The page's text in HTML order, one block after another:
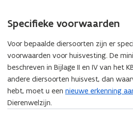
Specifieke voorwaarden
Voor bepaalde diersoorten zijn er
voorwaarden voor huisvesting. De
beschreven in Bijlage II en IV van het
andere diersoorten huisvest, dan
hebt, moet u een nieuwe erkenning
Dierenwelzijn.